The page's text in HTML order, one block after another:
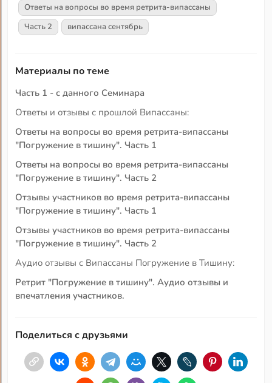
Ответы на вопросы во время ретрита-випассаны
Часть 2
випассана сентябрь
Материалы по теме
Часть 1 - с данного Семинара
Ответы и отзывы с прошлой Випассаны:
Ответы на вопросы во время ретрита-випассаны
"Погружение в тишину". Часть 1
Ответы на вопросы во время ретрита-випассаны
"Погружение в тишину". Часть 2
Отзывы участников во время ретрита-випассаны
"Погружение в тишину". Часть 1
Отзывы участников во время ретрита-випассаны
"Погружение в тишину". Часть 2
Аудио отзывы с Випассаны Погружение в Тишину:
Ретрит "Погружение в тишину". Аудио отзывы и
впечатления участников.
Поделиться с друзьями